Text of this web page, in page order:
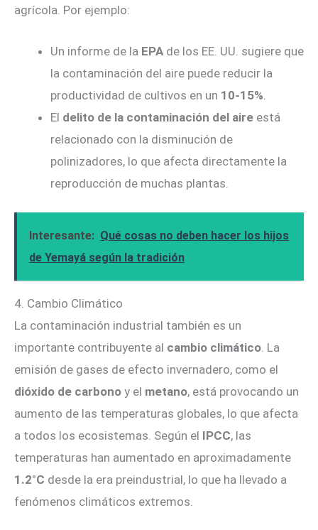
agrícola. Por ejemplo:
Un informe de la EPA de los EE. UU. sugiere que
la contaminación del aire puede reducir la
productividad de cultivos en un 10-15%
El delito de la contaminación del aire está
relacionado con la disminución de
polinizadores, lo que afecta directamente la
reproducción de muchas plantas.
Interesante: Qué cosas no deben hacer los hijos
de Yemayá según la tradición
4. Cambio Climático
La contaminación industrial también es un
importante contribuyente al cambio climático. La
emisión de gases de efecto invernadero, como el
dióxido de carbono y el metano, está provocando un
aumento de las temperaturas globales, lo que afecta
a todos los ecosistemas. Según el IPCC, las
temperaturas han aumentado en aproximadamente
1.2°C desde la era preindustrial, lo que ha llevado a
fenómenos climáticos extremos.